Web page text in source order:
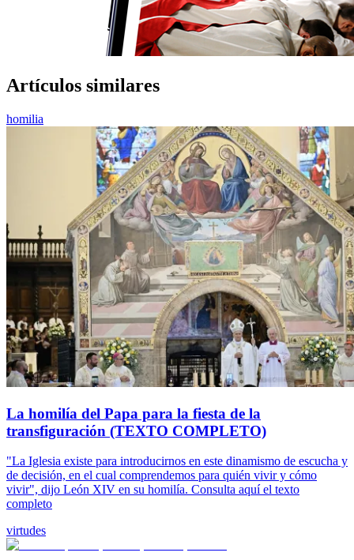
Artículos similares
homilia
La homilía del Papa para la fiesta de la
transfiguración (TEXTO COMPLETO)
"La Iglesia existe para introducirnos en este dinamismo de escucha y
de decisión, en el cual comprendemos para quién vivir y cómo
vivir", dijo León XIV en su homilía. Consulta aquí el texto
completo
virtudes